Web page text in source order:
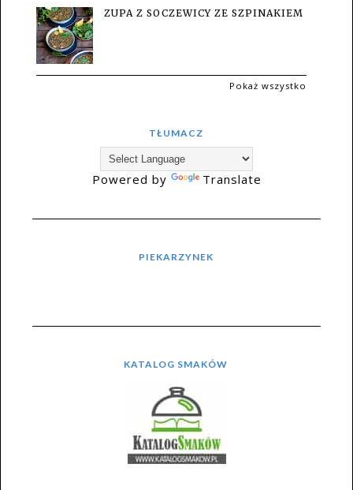
ZUPA Z SOCZEWICY ZE SZPINAKIEM
Pokaż wszystko
TŁUMACZ
Powered by Translate
PIEKARZYNEK
KATALOG SMAKÓW